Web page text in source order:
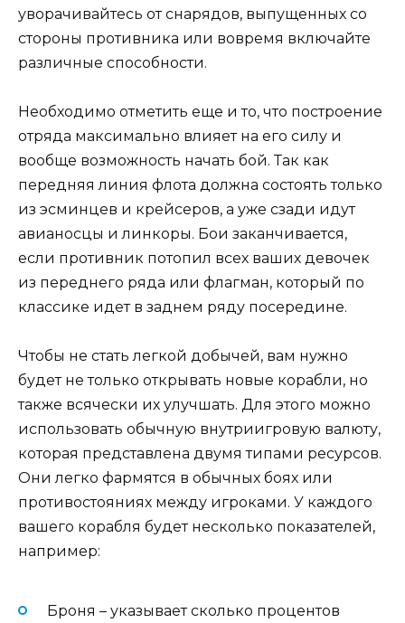
уворачивайтесь от снарядов, выпущенных со
стороны противника или вовремя включайте
различные способности.
Необходимо отметить еще и то, что построение
отряда максимально влияет на его силу и
вообще возможность начать бой. Так как
передняя линия флота должна состоять только
из эсминцев и крейсеров, а уже сзади идут
авианосцы и линкоры. Бои заканчивается,
если противник потопил всех ваших девочек
из переднего ряда или флагман, который по
классике идет в заднем ряду посередине.
Чтобы не стать легкой добычей, вам нужно
будет не только открывать новые корабли, но
также всячески их улучшать. Для этого можно
использовать обычную внутриигровую валюту,
которая представлена двумя типами ресурсов.
Они легко фармятся в обычных боях или
противостояниях между игроками. У каждого
вашего корабля будет несколько показателей,
например:
Броня – указывает сколько процентов